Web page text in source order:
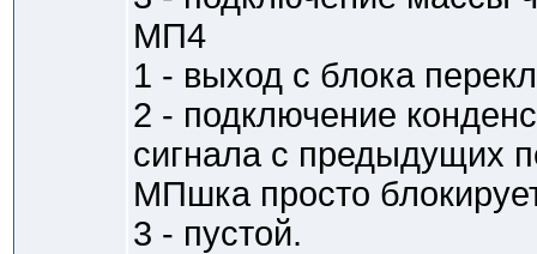
МП4
1 - выход с блока
2 - подключение
сигнала с предыдущих
МПшка просто
3 - пустой.